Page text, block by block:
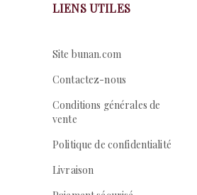
LIENS UTILES
Site bunan.com
Contactez-nous
Conditions générales de
vente
Politique de confidentialité
Livraison